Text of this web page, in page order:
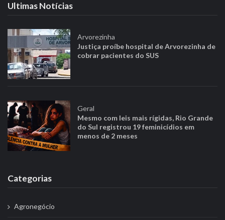
Ultimas Notícias
Arvorezinha
Justiça proíbe hospital de Arvorezinha de
cobrar pacientes do SUS
Geral
Mesmo com leis mais rígidas, Rio Grande
do Sul registrou 19 feminicídios em
menos de 2 meses
Categorias
Agronegócio